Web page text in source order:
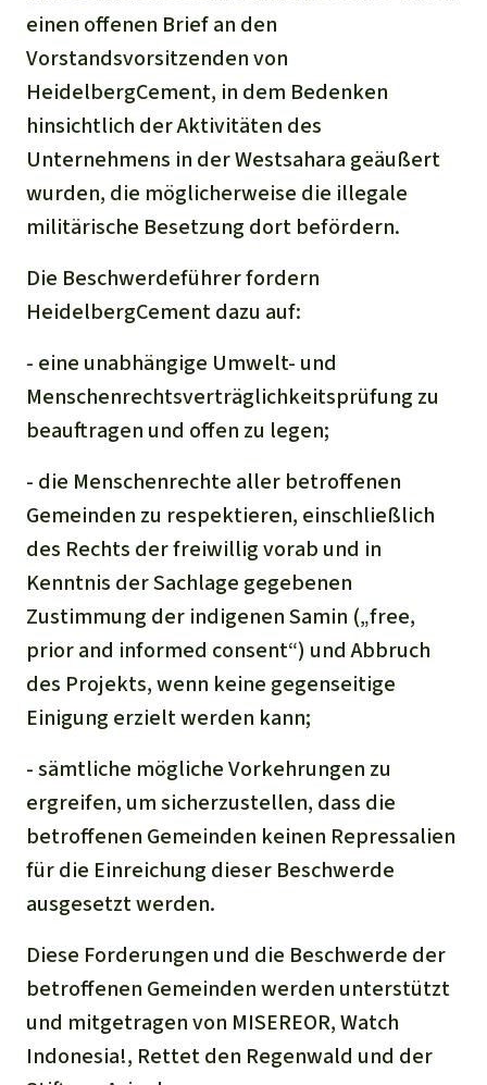
einen offenen Brief an den
Vorstandsvorsitzenden von
HeidelbergCement, in dem Bedenken
hinsichtlich der Aktivitäten des
Unternehmens in der Westsahara geäußert
wurden, die möglicherweise die illegale
militärische Besetzung dort befördern.
Die Beschwerdeführer fordern
HeidelbergCement dazu auf:
- eine unabhängige Umwelt- und
Menschenrechtsverträglichkeitsprüfung zu
beauftragen und offen zu legen;
- die Menschenrechte aller betroffenen
Gemeinden zu respektieren, einschließlich
des Rechts der freiwillig vorab und in
Kenntnis der Sachlage gegebenen
Zustimmung der indigenen Samin („free,
prior and informed consent“) und Abbruch
des Projekts, wenn keine gegenseitige
Einigung erzielt werden kann;
- sämtliche mögliche Vorkehrungen zu
ergreifen, um sicherzustellen, dass die
betroffenen Gemeinden keinen Repressalien
für die Einreichung dieser Beschwerde
ausgesetzt werden.
Diese Forderungen und die Beschwerde der
betroffenen Gemeinden werden unterstützt
und mitgetragen von MISEREOR, Watch
Indonesia!, Rettet den Regenwald und der